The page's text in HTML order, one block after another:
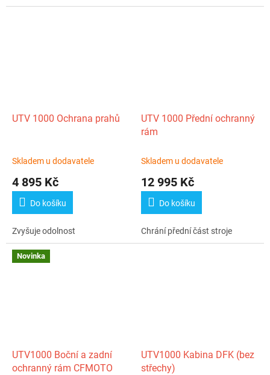
UTV 1000 Ochrana prahů
Skladem u dodavatele
4 895 Kč
Do košíku
Zvyšuje odolnost
UTV 1000 Přední ochranný
rám
Skladem u dodavatele
12 995 Kč
Do košíku
Chrání přední část stroje
Novinka
UTV1000 Boční a zadní
ochranný rám CFMOTO
UTV1000 Kabina DFK (bez
střechy)